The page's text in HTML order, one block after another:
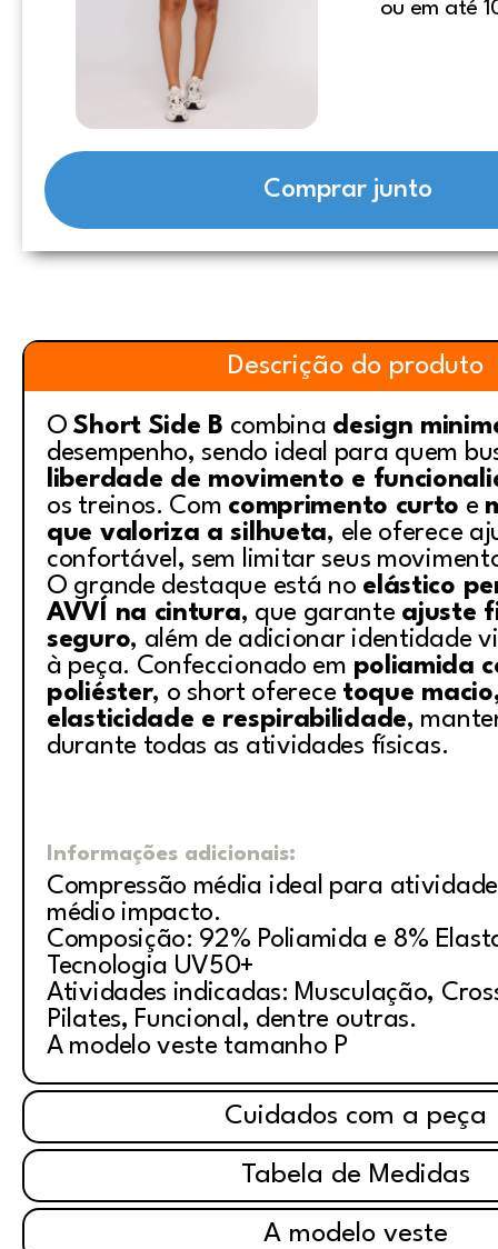
ou em até
Comprar junto
Descrição do produto
OShort Side B combina design
desempenho, sendo ideal para quem
liberdade de movimento e
os treinos. Com comprimento curto e
que valoriza a silhueta, ele oferece
confortável, sem limitar seus
O grande destaque está no elástico
AVVÍ na cintura, que garante ajuste
seguro, além de adicionar identidade
à peça. Confeccionado em poliamida
poliéster, o short oferece toque
elasticidade e respirabilidade,
durante todas as atividades físicas.
Informações adicionais:
Compressão média ideal para
médio impacto.
Composição: 92% Poliamida e 8%
Tecnologia UV50+
Atividades indicadas: Musculação,
Pilates, Funcional, dentre outras.
A modelo veste tamanho P
Cuidados com a peça
Tabela de Medidas
A modelo veste